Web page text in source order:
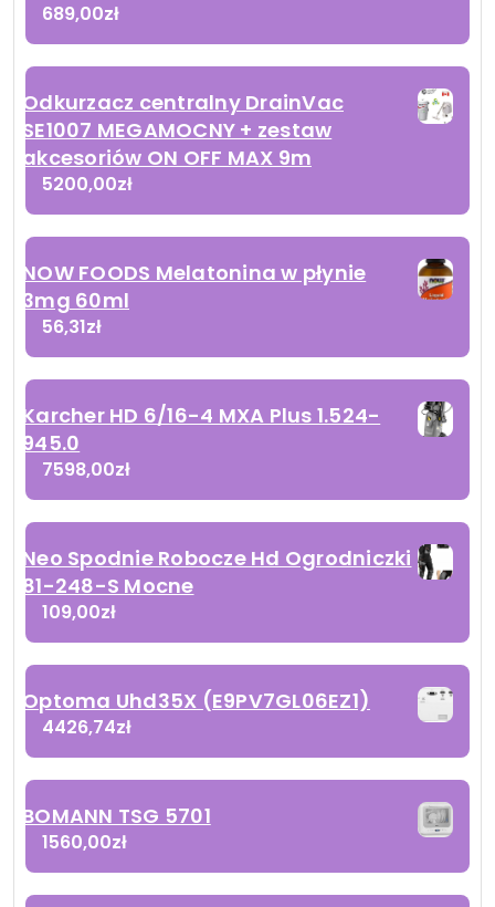
689,00zł
Odkurzacz centralny DrainVac
SE1007 MEGAMOCNY + zestaw
akcesoriów ON OFF MAX 9m
5200,00zł
NOW FOODS Melatonina w płynie
3mg 60ml
56,31zł
Karcher HD 6/16-4 MXA Plus 1.524-
945.0
7598,00zł
Neo Spodnie Robocze Hd Ogrodniczki
81-248-S Mocne
109,00zł
Optoma Uhd35X (E9PV7GL06EZ1)
4426,74zł
BOMANN TSG 5701
1560,00zł